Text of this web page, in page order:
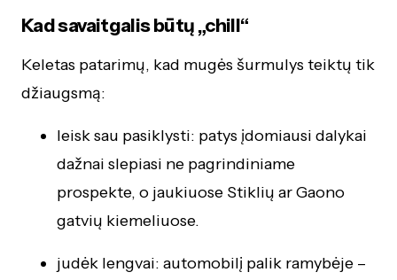
Kad savaitgalis būtų „chill“
Keletas patarimų, kad mugės šurmulys teiktų tik
džiaugsmą:
leisk sau pasiklysti: patys įdomiausi dalykai
dažnai slepiasi ne pagrindiniame
prospekte, o jaukiuose Stiklių ar Gaono
gatvių kiemeliuose.
judėk lengvai: automobilį palik ramybėje –